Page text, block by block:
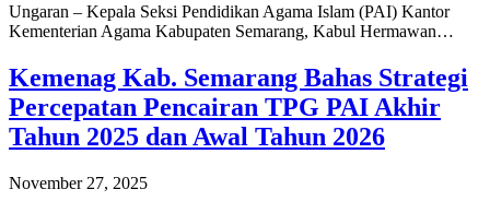
Ungaran – Kepala Seksi Pendidikan Agama Islam (PAI) Kantor
Kementerian Agama Kabupaten Semarang, Kabul Hermawan…
Kemenag Kab. Semarang Bahas Strategi
Percepatan Pencairan TPG PAI Akhir
Tahun 2025 dan Awal Tahun 2026
November 27, 2025